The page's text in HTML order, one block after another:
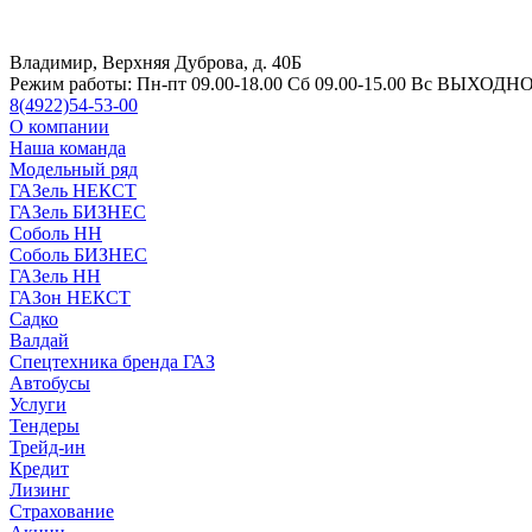
Владимир, Верхняя Дуброва, д. 40Б
Режим работы: Пн-пт 09.00-18.00 Сб 09.00-15.00 Вс
8(4922)54-53-00
О компании
Наша команда
Модельный ряд
ГАЗель НЕКСТ
ГАЗель БИЗНЕС
Соболь НН
Соболь БИЗНЕС
ГАЗель НН
ГАЗон НЕКСТ
Садко
Валдай
Спецтехника бренда ГАЗ
Автобусы
Услуги
Тендеры
Трейд-ин
Кредит
Лизинг
Страхование